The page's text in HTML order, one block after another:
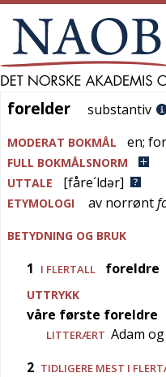
forelder
forelder substantiv
MODERAT BOKMÅL en;
FULL BOKMÅLSNORM
UTTALE
[fåre´ldər]
ETYMOLOGI av norrønt
BETYDNING OG BRUK
1 I FLERTALL foreldre
UTTRYKK
våre første foreldre
LITTERÆRT Adam og
2 TIDLIGERE MEST I